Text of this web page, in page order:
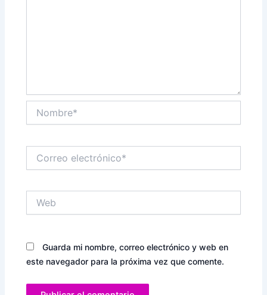
electrónico*
Guarda mi nombre, correo electrónico y web en
este navegador para la próxima vez que comente.